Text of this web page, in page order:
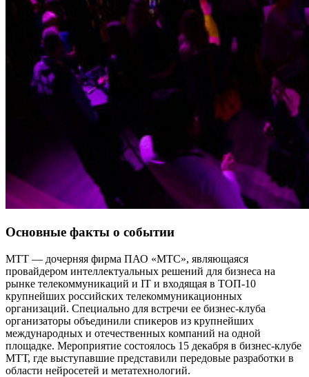
Основные факты о событии
МТТ — дочерняя фирма ПАО «МТС», являющаяся
провайдером интеллектуальных решений для бизнеса на
рынке телекоммуникаций и IT и входящая в ТОП-10
крупнейших российских телекоммуникационных
организаций. Специально для встречи ее бизнес-клуба
организаторы объединили спикеров из крупнейших
международных и отечественных компаний на одной
площадке. Мероприятие состоялось 15 декабря в бизнес-клубе
МТТ, где выступавшие представили передовые разработки в
области нейросетей и метатехнологий.